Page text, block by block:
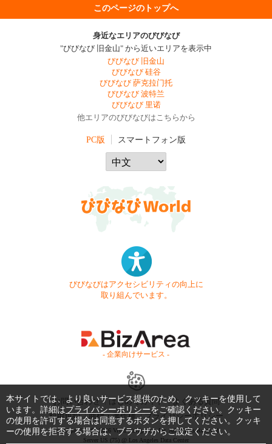
このページのトップへ
身近なエリアのびびなび
"びびなび 旧金山" から近いエリアを表示中
びびなび 旧金山
びびなび 硅谷
びびなび 萨克拉门托
びびなび 波特兰
びびなび 里诺
他エリアのびびなびはこちらから
PC版 スマートフォン版
びびなびはアクセシビリティの向上に
取り組んでいます。
- 企業向けサービス -
お問い合わせ はじめてガイド
よくある質問
利用規約
商標・著作権 プライバシーポリシー
Copyright © 1999-2026 Vivid Navigation, Inc. All Rights Reserved.
Server US (75) @ Los Angeles Data Center
本サイトでは、より良いサービス提供のため、クッキーを使用して
います。詳細はプライバシーポリシーをご確認ください。クッキー
の使用を許可する場合は同意するボタンを押してください。クッキ
ーの使用を拒否する場合は、ブラウザからご設定ください。